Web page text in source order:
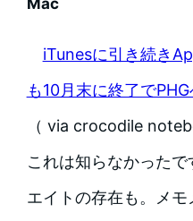
Mac
iTunesに引き続き
も10月末に終了でPHG
（ via crocodile
これは知らなかった
エイトの存在も。メモ